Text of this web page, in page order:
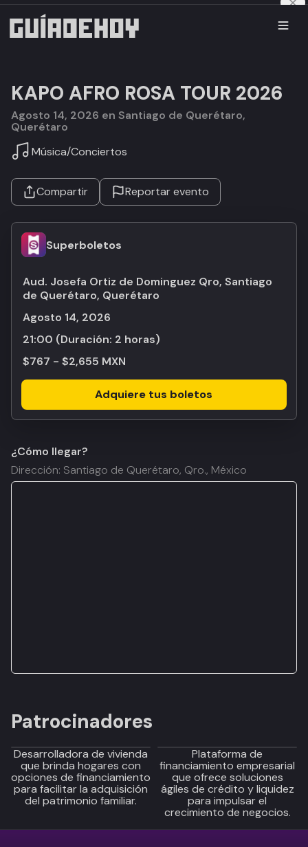
KAPO AFRO ROSA TOUR 2026
agosto 14, 2026 en Santiago de Querétaro,
Querétaro
Música/Conciertos
Compartir Reportar evento
Superboletos
Aud. Josefa Ortiz de Dominguez Qro, Santiago
de Querétaro, Querétaro
agosto 14, 2026
21:00 (Duración: 2 horas)
$767 - $2,655 MXN
Adquiere tus boletos
¿Cómo llegar?
Dirección: Santiago de Querétaro, Qro., México
Patrocinadores
Desarrolladora de vivienda
que brinda hogares con
opciones de financiamiento
para facilitar la adquisición
del patrimonio familiar.
Plataforma de
financiamiento empresarial
que ofrece soluciones
ágiles de crédito y liquidez
para impulsar el
crecimiento de negocios.